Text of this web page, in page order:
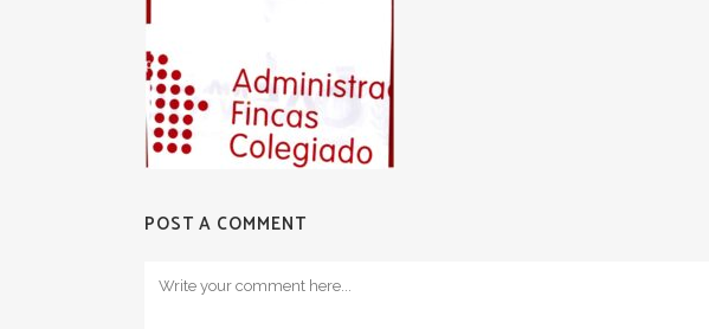
POST A COMMENT